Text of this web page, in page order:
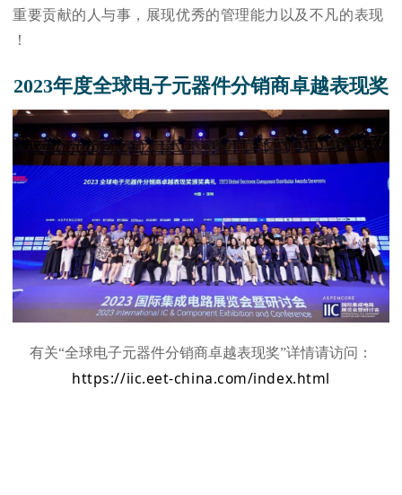
重要贡献的 人与事 ， 展现优秀的管理能力 以及 不凡的表现
！
2023年度全球电子元器件分销商卓越表现奖
有关“全球电子元器件分销商卓越表现奖”详情请访问 ：
https://iic.eet-china.com/index.html